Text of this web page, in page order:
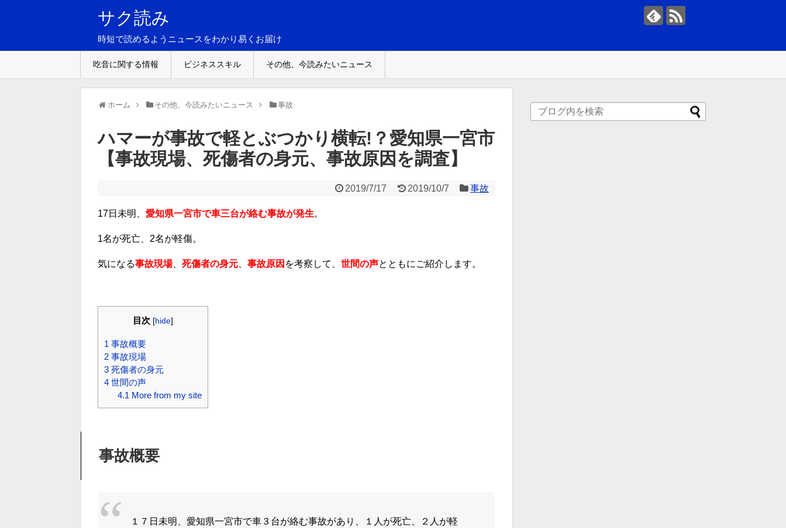
サク読み
時短で読めるようニュースをわかり易くお届け
吃音に関する情報 ビジネススキル その他、今読みたいニュース
ホーム その他、今読みたいニュース 事故
ハマーが事故で軽とぶつかり横転!？愛知県一宮市
【事故現場、死傷者の身元、事故原因を調査】
2019/7/17 2019/10/7 事故
17日未明、 愛知県一宮市で車三台が絡む事故が発生。
1名が死亡、2名が軽傷。
気になる事故現場、 死傷者の身元 事故原因 を考察して、 世間の声とともにご紹介します。
目次 [hide]
1 事故概要
2 事故現場
3 死傷者の身元
4 世間の声
4.1 More from my site
事故概要
１７日未明、愛知県一宮市で車３台が絡む事故があり、１人が死亡、２人が軽